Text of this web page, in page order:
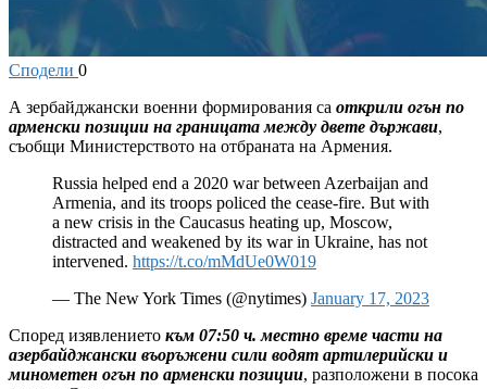
Сподели 0
А зербайджански военни формирования са открили огън по
арменски позиции на границата между двете държави,
съобщи Министерството на отбраната на Армения.
Russia helped end a 2020 war between Azerbaijan and
Armenia, and its troops policed the cease-fire. But with
a new crisis in the Caucasus heating up, Moscow,
distracted and weakened by its war in Ukraine, has not
intervened. https://t.co/mMdUe0W019
— The New York Times (@nytimes) January 17, 2023
Според изявлението към 07:50 ч. местно време части на
азербайджански въоръжени сили водят артилерийски и
минометен огън по арменски позиции, разположени в посока